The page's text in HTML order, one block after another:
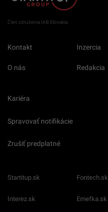
Člen združenia IAB Slovakia
Kontakt Inzercia
O nás Redakcia
Kariéra
Spravovať notifikácie
Zrušiť predplatné
Startitup.sk Fontech.sk
Interez.sk Emefka.sk